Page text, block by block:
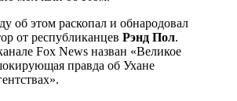
этом раскопал и обнародовал
от республиканцев Рэнд Пол.
Fox News назван «Великое
правда об Ухане